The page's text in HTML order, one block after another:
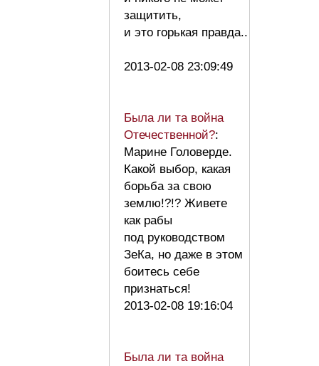
защитить,
и это горькая правда..
2013-02-08 23:09:49
Была ли та война
Отечественной?:
Марине Головерде.
Какой выбор, какая
борьба за свою
землю!?!? Живете
как рабы
под руководством
ЗеКа, но даже в этом
боитесь себе
признаться!
2013-02-08 19:16:04
Была ли та война